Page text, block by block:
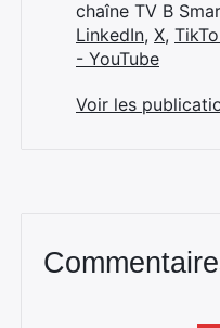
chaîne TV B
LinkedIn, X,
- YouTube
Voir les